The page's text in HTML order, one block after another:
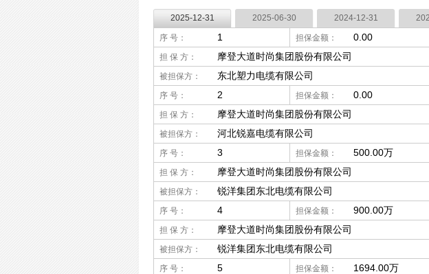
2025-12-31 2025-06-30 2024-12-31
序 号： 1 担保金额： 0.00
担 保 方： 摩登大道时尚集团股份有限公司
被担保方： 东北塑力电缆有限公司
序 号： 2 担保金额： 0.00
担 保 方： 摩登大道时尚集团股份有限公司
被担保方： 河北锐嘉电缆有限公司
序 号： 3 担保金额： 500.00万
担 保 方： 摩登大道时尚集团股份有限公司
被担保方： 锐洋集团东北电缆有限公司
序 号： 4 担保金额： 900.00万
担 保 方： 摩登大道时尚集团股份有限公司
被担保方： 锐洋集团东北电缆有限公司
序 号： 5 担保金额： 1694.00万